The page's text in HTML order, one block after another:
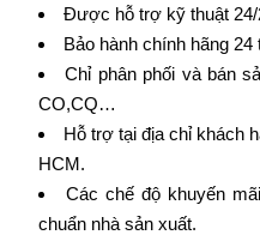
Được hỗ trợ kỹ thuật 24/
Bảo hành chính hãng 24
Chỉ phân phối và bán
CO,CQ…
Hỗ trợ tại địa chỉ khách
HCM.
Các chế độ khuyến
chuẩn nhà sản xuất.